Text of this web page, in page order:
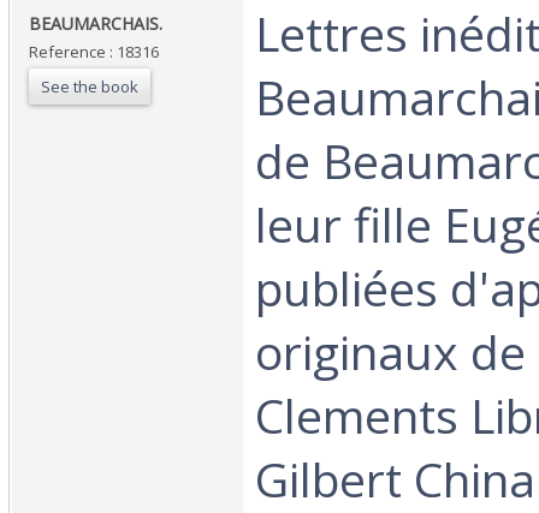
‎BEAUMARCHAIS.‎
Reference : 18316
See the book
‎Lettres
de
leur fille
publiées
originaux de
Clements
Gilbert